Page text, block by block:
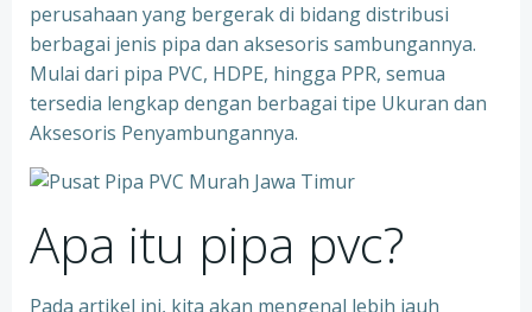
perusahaan yang bergerak di bidang distribusi
berbagai jenis pipa dan aksesoris sambungannya.
Mulai dari pipa PVC, HDPE, hingga PPR, semua
tersedia lengkap dengan berbagai tipe Ukuran dan
Aksesoris Penyambungannya.
Apa itu pipa pvc?
Pada artikel ini, kita akan mengenal lebih jauh